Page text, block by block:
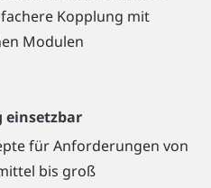
Kopplung mit
Modulen
einsetzbar
für Anforderungen von
bis groß